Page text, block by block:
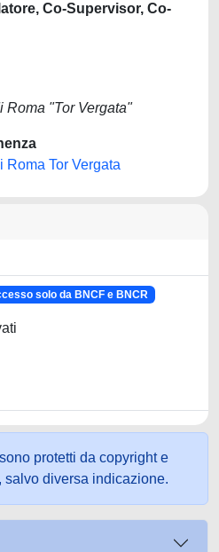
Co-Supervisor, Co-
Roma "Tor Vergata"
Tor Vergata
solo da BNCF e BNCR
protetti da copyright e
salvo diversa indicazione.